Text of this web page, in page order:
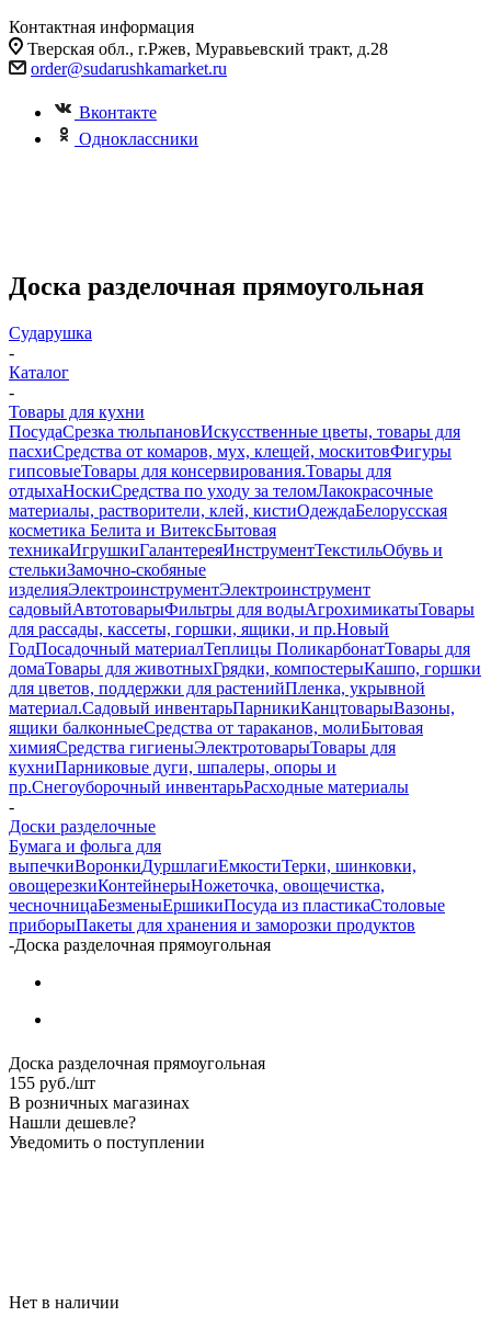
Контактная информация
Тверская обл., г.Ржев, Муравьевский тракт, д.28
order@sudarushkamarket.ru
Вконтакте
Одноклассники
Доска разделочная прямоугольная
Сударушка
-
Каталог
-
Товары для кухни
ПосудаСрезка тюльпановИскусственные цветы, товары для
пасхиСредства от комаров, мух, клещей, москитовФигуры
гипсовыеТовары для консервирования.Товары для
отдыхаНоскиСредства по уходу за теломЛакокрасочные
материалы, растворители, клей, кистиОдеждаБелорусская
косметика Белита и ВитексБытовая
техникаИгрушкиГалантереяИнструментТекстильОбувь и
стелькиЗамочно-скобяные
изделияЭлектроинструментЭлектроинструмент
садовыйАвтотоварыФильтры для водыАгрохимикатыТовары
для рассады, кассеты, горшки, ящики, и пр.Новый
ГодПосадочный материалТеплицы ПоликарбонатТовары для
домаТовары для животныхГрядки, компостерыКашпо, горшки
для цветов, поддержки для растенийПленка, укрывной
материал.Садовый инвентарьПарникиКанцтоварыВазоны,
ящики балконныеСредства от тараканов, молиБытовая
химияСредства гигиеныЭлектротоварыТовары для
кухниПарниковые дуги, шпалеры, опоры и
пр.Снегоуборочный инвентарьРасходные материалы
-
Доски разделочные
Бумага и фольга для
выпечкиВоронкиДуршлагиЕмкостиТерки, шинковки,
овощерезкиКонтейнерыНожеточка, овощечистка,
чесночницаБезменыЕршикиПосуда из пластикаСтоловые
приборыПакеты для хранения и заморозки продуктов
-Доска разделочная прямоугольная
Доска разделочная прямоугольная
155 руб./шт
В розничных магазинах
Нашли дешевле?
Уведомить о поступлении
Нет в наличии